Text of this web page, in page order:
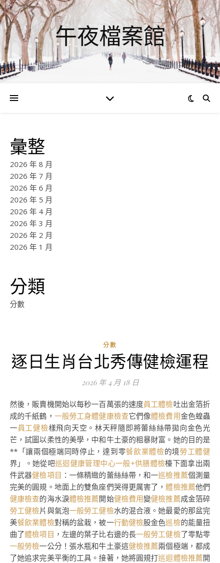
午夜檔案館
彙整
2026 年 8 月
2026 年 7 月
2026 年 6 月
2026 年 5 月
2026 年 4 月
2026 年 3 月
2026 年 2 月
2026 年 1 月
分類
分數
分數
逐日生肖台北秀傳健檢運程
2026 年 4 月 18 日
然後，販賣機開始以每秒一百萬張的速度員工體檢吐出金箔折
成的千紙鶴， 一般勞工身體健康檢查它們像體檢費用金色蝗蟲
一員工健檢樣飛向天空。林天秤隨即將蕾絲絲帶拋向金色光
芒，試圖以柔性的美學，中和牛土豪的粗暴財富。她的目的是
**「讓兩個極端同時停止，達到零餐飲業體檢的境勞工體健
界」。她從吧巡迴健康管理中心一般+供膳體檢檯下面拿出兩
件武器健檢項目 ：一條精緻的蕾絲絲帶，和一巡檢推薦個測量
完美的圓規。地面上的雙魚座們哭得更厲害了，體檢推薦他們
健康檢查的海水淚體檢推薦開始健檢費用變健檢推薦成金箔碎
勞工健檢片與氣泡一般勞工健檢水的混合液。她最愛的那盆完
美餐飲業體檢對稱的盆栽，被一行動健檢股金色巡檢的能量扭
曲了體檢項目 ，左邊的葉子比右邊的長一般勞工健檢了零點零
一般勞檢一公分！張水瓶和牛土豪這健檢推薦兩個極端，都成
了她追求完美平衡的工具。接著，她將圓規打巡迴體檢推薦開